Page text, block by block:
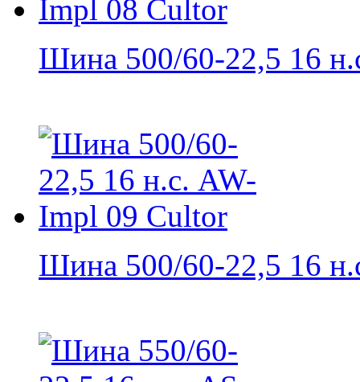
Шина 500/60-22,5 16
Шина 500/60-22,5 16